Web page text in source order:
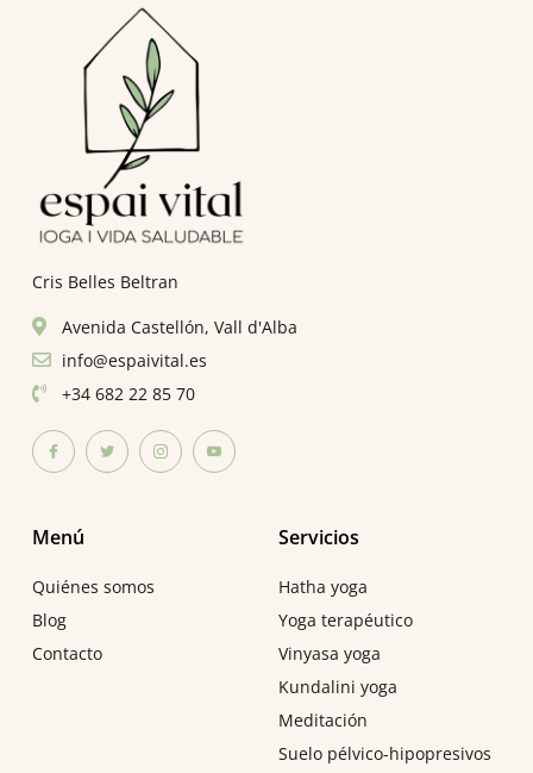
Cris Belles Beltran
Avenida Castellón, Vall d'Alba
info@espaivital.es
+34 682 22 85 70
Menú
Quiénes somos
Blog
Contacto
Servicios
Hatha yoga
Yoga terapéutico
Vinyasa yoga
Kundalini yoga
Meditación
Suelo pélvico-hipopresivos